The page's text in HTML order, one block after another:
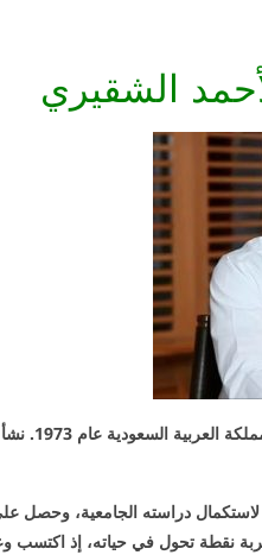
الشقيري
ولد أحمد
لاستكمال دراسته الجامعية، وحصل
نقطة تحول في حياته، إذ اكتسب